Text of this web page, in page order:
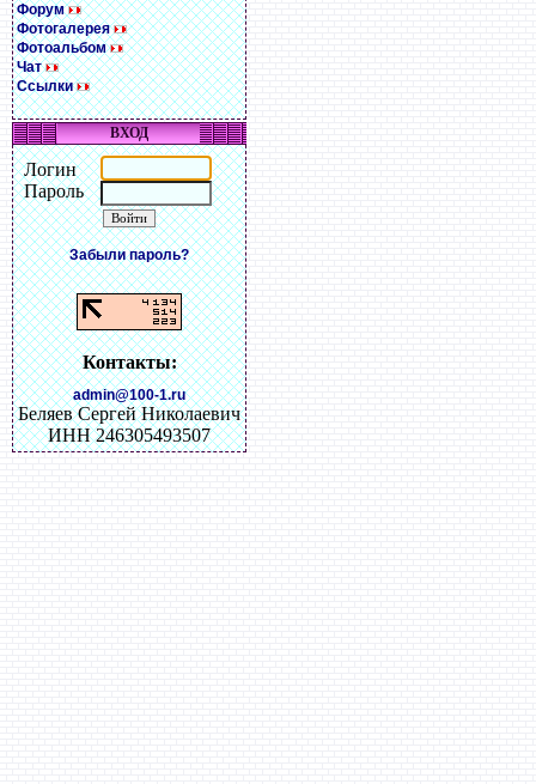
Форум
Фотогалерея
Фотоальбом
Чат
Ссылки
ВХОД
Логин
Пароль
Забыли пароль?
Контакты:
admin@100-1.ru
Беляев Сергей Николаевич
ИНН 246305493507